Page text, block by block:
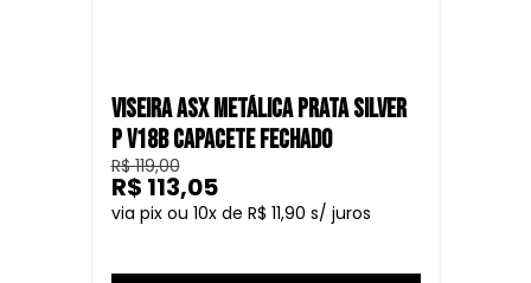
VISEIRA ASX METÁLICA PRATA SILVER
P V18B CAPACETE FECHADO
R$ 119,00
10
R$ 11,90
R$ 113,05